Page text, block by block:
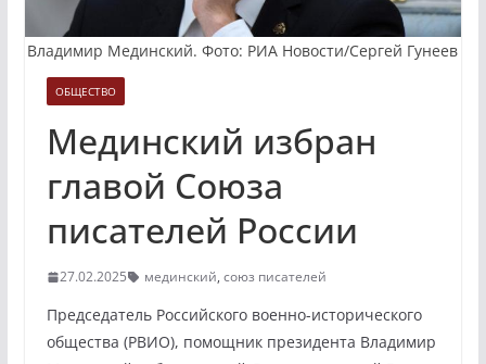
Владимир Мединский. Фото: РИА Новости/Сергей Гунеев
ОБЩЕСТВО
Мединский избран
главой Союза
писателей России
27.02.2025 мединский, союз писателей
Председатель Российского военно-исторического
общества (РВИО), помощник президента Владимир